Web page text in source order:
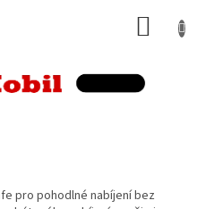
pro pohodlné nabíjení bez